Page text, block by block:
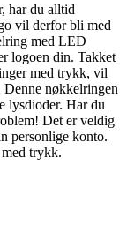
har du alltid
vil derfor bli med
med LED
logoen din. Takket
med trykk, vil
Denne nøkkelringen
lysdioder. Har du
Det er veldig
personlige konto.
trykk.